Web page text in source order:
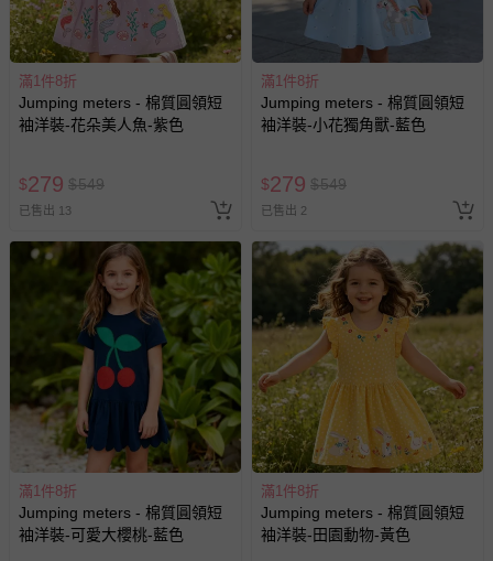
滿1件8折
Jumping meters - 棉質圓領短
袖洋裝-花朵美人魚-紫色
$279 $549
已售出 13
滿1件8折
Jumping meters - 棉質圓領短
袖洋裝-小花獨角獸-藍色
$279 $549
已售出 2
滿1件8折
Jumping meters - 棉質圓領短
袖洋裝-可愛大櫻桃-藍色
滿1件8折
Jumping meters - 棉質圓領短
袖洋裝-田園動物-黃色